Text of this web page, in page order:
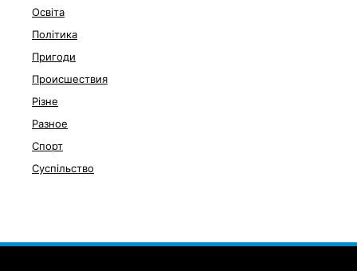
Освіта
Політика
Пригоди
Происшествия
Різне
Разное
Спорт
Суспільство